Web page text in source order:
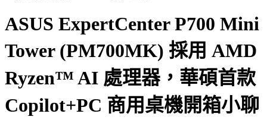
ASUS ExpertCenter P700 Mini
Tower (PM700MK) 採用 AMD
Ryzen™ AI 處理器，華碩首款
Copilot+PC 商用桌機開箱小聊